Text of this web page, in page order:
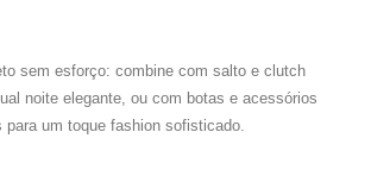
sem esforço: combine com salto e clutch
noite elegante, ou com botas e acessórios
para um toque fashion sofisticado.